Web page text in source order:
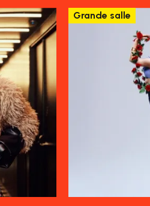
Grande salle